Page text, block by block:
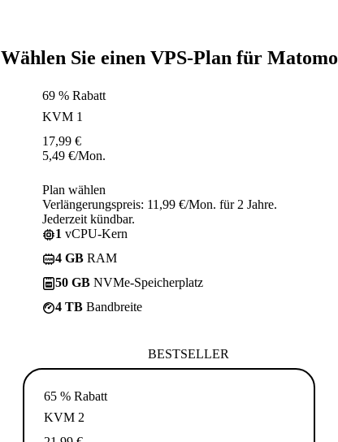
Wählen Sie einen VPS-Plan für Matomo
69 % Rabatt
KVM 1
17,99 €
5,49 €/Mon.
Plan wählen
Verlängerungspreis: 11,99 €/Mon. für 2 Jahre.
Jederzeit kündbar.
1 vCPU-Kern
4 GB RAM
50 GB NVMe-Speicherplatz
4 TB Bandbreite
BESTSELLER
65 % Rabatt
KVM 2